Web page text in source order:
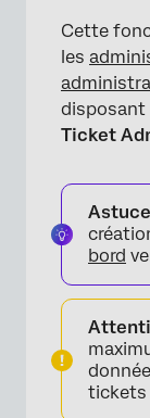
Cette
les
disposant
Ticket
bord
tickets